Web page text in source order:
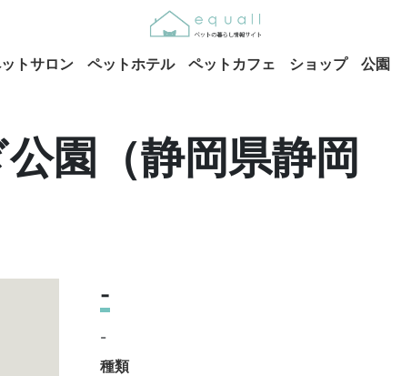
トサロン ペットホテル ペットカフェ ショップ 公園
園（静岡県静岡
-
-
種類